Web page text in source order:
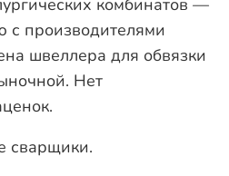
комбинатов —
с производителями
швеллера для обвязки
Нет
сварщики.